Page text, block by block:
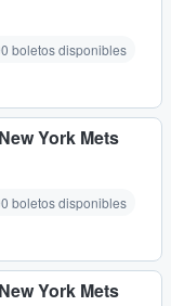
boletos disponibles
York Mets
boletos disponibles
York Mets